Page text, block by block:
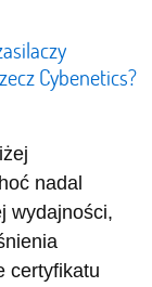
Cybenetics?
nadal
wydajności,
certyfikatu